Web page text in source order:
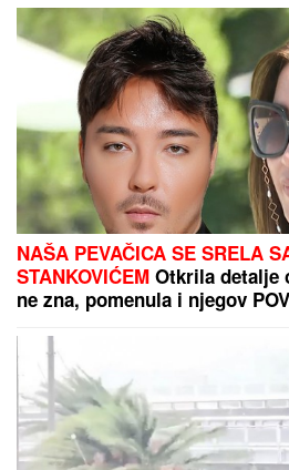
OAZE SA
Novi most na
Beograda i
prostor
SRPSKOM
Na
zemalja, ali se
inostranstva